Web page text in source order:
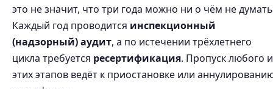
это не значит, что три года можно ни о чём не
Каждый год проводится инспекционный
(надзорный) аудит, а по истечении трёхлетнего
цикла требуется ресертификация. Пропуск любого
этих этапов ведёт к приостановке или